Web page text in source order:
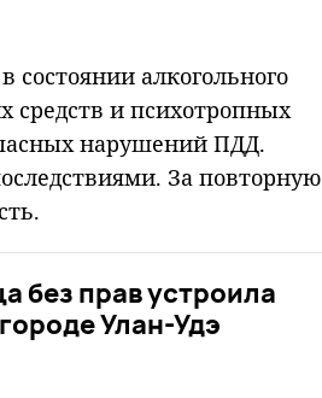
состоянии алкогольного
средств и психотропных
нарушений ПДД.
За повторную
без прав устроила
Улан-Удэ